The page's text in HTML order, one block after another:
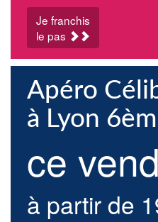
Je franchis
le pas
Apéro
à Lyon
ce
à partir de